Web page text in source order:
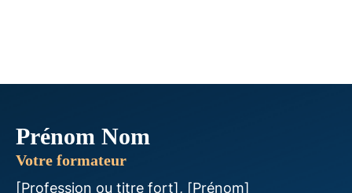
Prénom Nom
Votre formateur
[Profession ou titre fort], [Prénom]